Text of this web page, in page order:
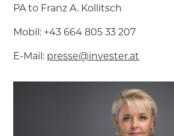
PA to Franz A. Kollitsch
Mobil: +43 664 805 33 207
E-Mail: presse@invester.at